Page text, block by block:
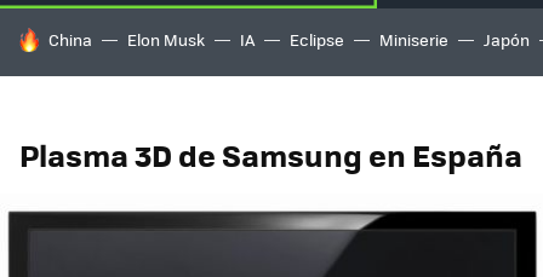
HOY SE HABLA DE
China Elon Musk IA Eclipse Miniserie Japón
Plasma 3D de Samsung en España